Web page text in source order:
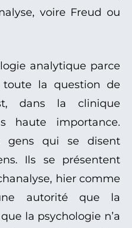
voire Freud ou
analytique parce
la question de
dans la clinique
haute importance.
gens qui se disent
Ils se présentent
hier comme
autorité que la
la psychologie n’a